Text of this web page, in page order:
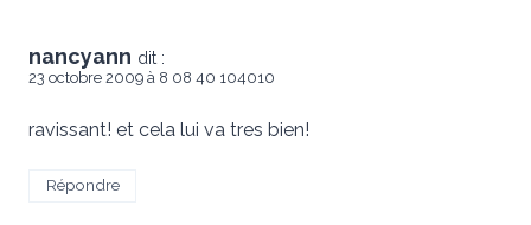
nancyann dit :
23 octobre 2009 à 8 08 40 104010
ravissant! et cela lui va tres bien!
Répondre